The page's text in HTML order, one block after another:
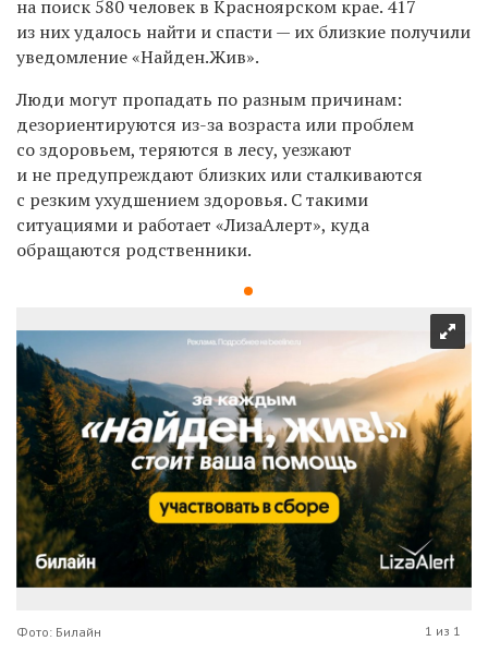
на поиск 580 человек в Красноярском крае. 417
из них удалось найти и спасти — их близкие получили
уведомление «Найден.Жив».
Люди могут пропадать по разным причинам:
дезориентируются из-за возраста или проблем
со здоровьем, теряются в лесу, уезжают
и не предупреждают близких или сталкиваются
с резким ухудшением здоровья. С такими
ситуациями и работает «ЛизаАлерт», куда
обращаются родственники.
Фото: Билайн 1 из 1